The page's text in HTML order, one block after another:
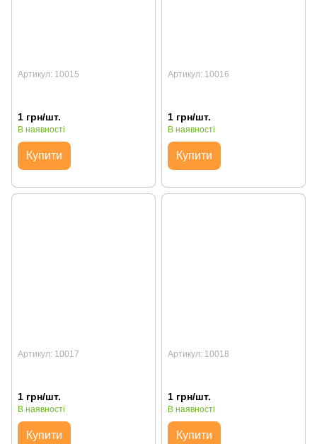
Артикул: 10015
1 грн/шт.
В наявності
Купити
Артикул: 10016
1 грн/шт.
В наявності
Купити
Артикул: 10017
1 грн/шт.
В наявності
Купити
Артикул: 10018
1 грн/шт.
В наявності
Купити